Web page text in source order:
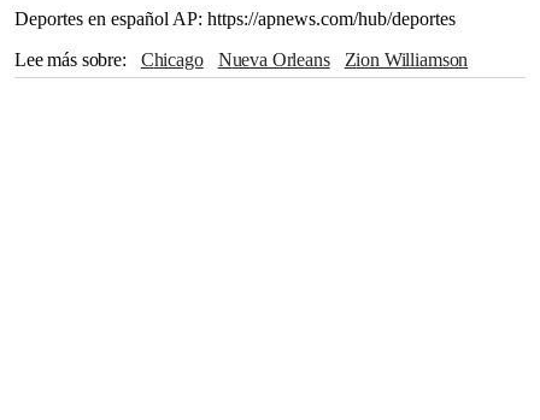
Deportes en español AP: https://apnews.com/hub/deportes
Lee más sobre
Chicago Nueva Orleans
Zion Williamson